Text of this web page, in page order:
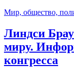
Мир, общество,
Линдси
миру.
конгресса